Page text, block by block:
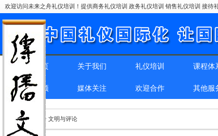
欢迎访问未来之舟礼仪培训！提供商务礼仪培训 政务礼仪培训 销售礼仪培训 接
网站首页 关于我们 礼仪培训 课程体
精彩回顾 媒体关注 欢迎合作 其他服
位置：首页 > > 文明与评论